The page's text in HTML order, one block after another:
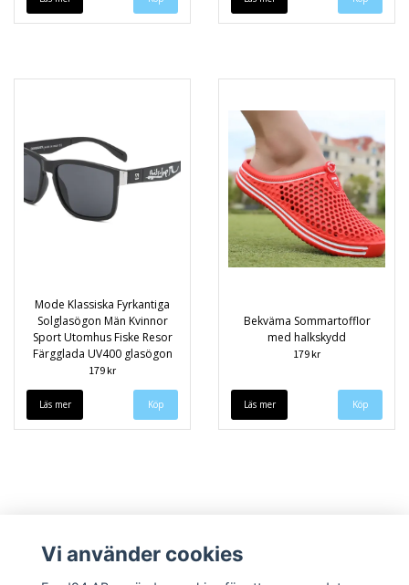
Mode Klassiska Fyrkantiga
Solglasögon Män Kvinnor
Sport Utomhus Fiske Resor
Färgglada UV400 glasögon
179 kr
Läs mer Köp
Bekväma Sommartofflor
med halkskydd
179 kr
Läs mer Köp
Vi använder cookies